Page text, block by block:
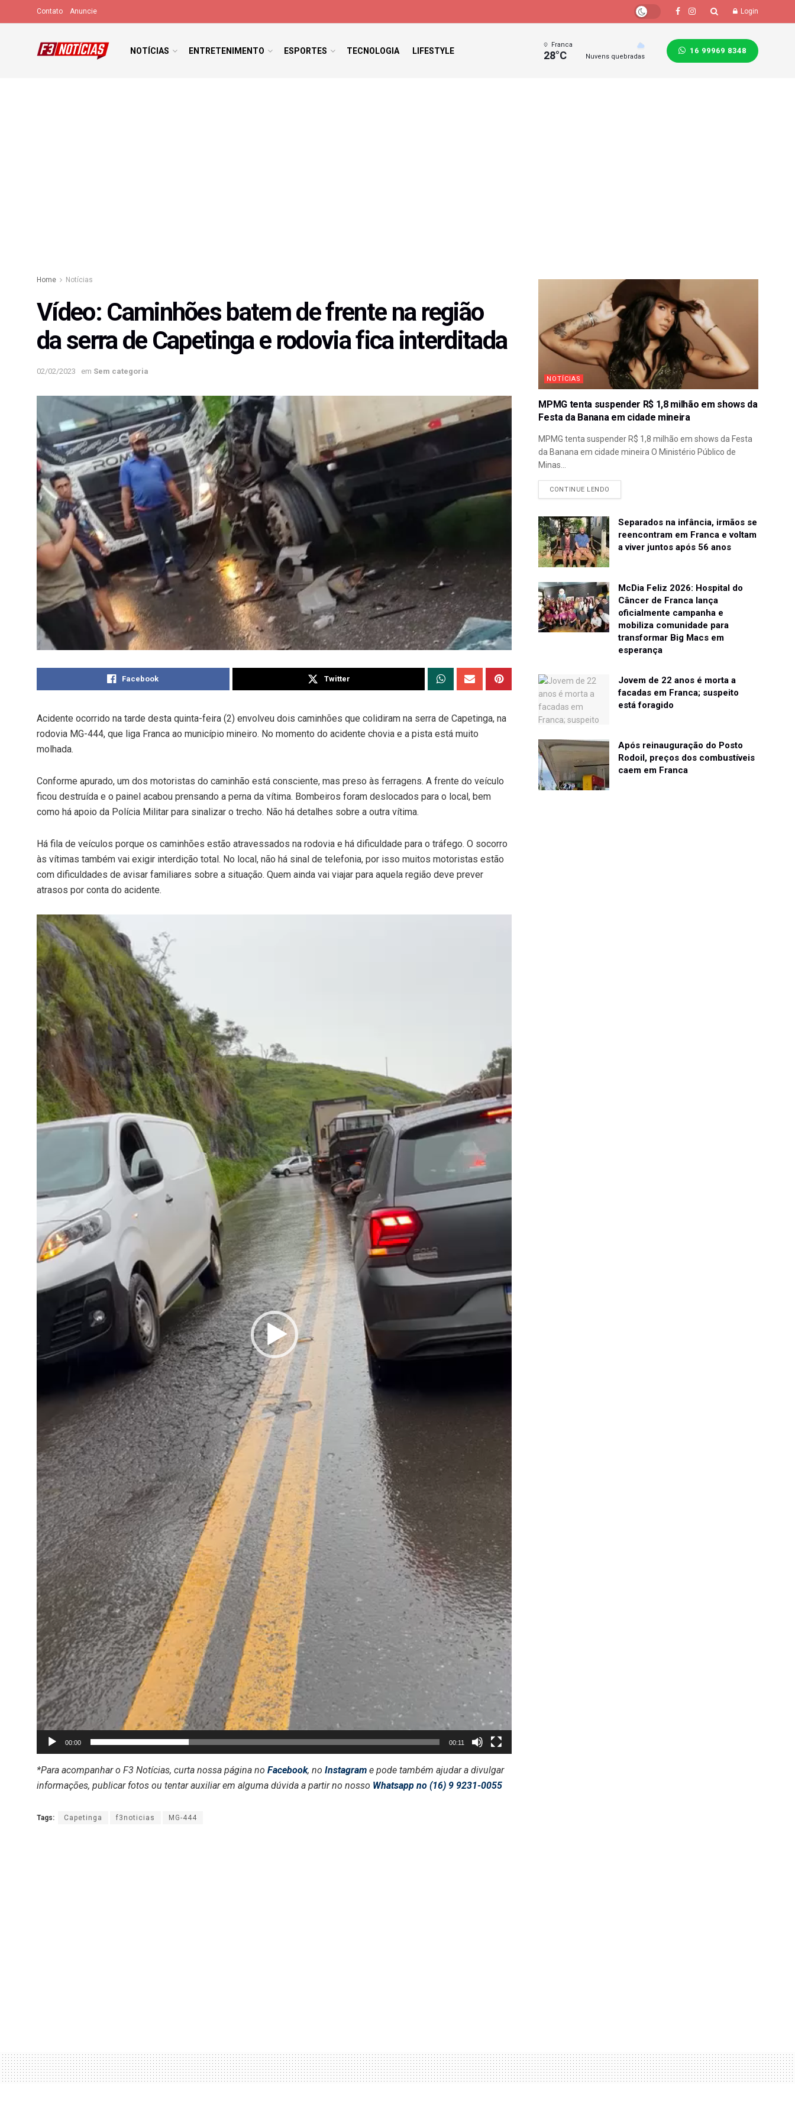
Contato Anuncie Login
NOTÍCIAS ENTRETENIMENTO ESPORTES TECNOLOGIA LIFESTYLE
Franca
28°C Nuvens quebradas
16 99969 8348
Home Notícias
Vídeo: Caminhões batem de frente na região
da serra de Capetinga e rodovia fica interditada
02/02/2023 em Sem categoria
Facebook Twitter
Acidente ocorrido na tarde desta quinta-feira (2) envolveu dois caminhões que colidiram na serra de Capetinga, na
rodovia MG-444, que liga Franca ao município mineiro. No momento do acidente chovia e a pista está muito
molhada.
Conforme apurado, um dos motoristas do caminhão está consciente, mas preso às ferragens. A frente do veículo
ficou destruída e o painel acabou prensando a perna da vítima. Bombeiros foram deslocados para o local, bem
como há apoio da Polícia Militar para sinalizar o trecho. Não há detalhes sobre a outra vítima.
Há fila de veículos porque os caminhões estão atravessados na rodovia e há dificuldade para o tráfego. O socorro
às vítimas também vai exigir interdição total. No local, não há sinal de telefonia, por isso muitos motoristas estão
com dificuldades de avisar familiares sobre a situação. Quem ainda vai viajar para aquela região deve prever
atrasos por conta do acidente.
Tocador
de
vídeo
00:00 00:11
*Para acompanhar o F3 Notícias, curta nossa página no Facebook, no Instagram e pode também ajudar a divulgar
informações, publicar fotos ou tentar auxiliar em alguma dúvida a partir no nosso Whatsapp no (16) 9 9231-0055
Tags: Capetinga f3noticias MG-444
NOTÍCIAS
MPMG tenta suspender R$ 1,8 milhão em shows da
Festa da Banana em cidade mineira
MPMG tenta suspender R$ 1,8 milhão em shows da Festa
da Banana em cidade mineira O Ministério Público de
Minas...
CONTINUE LENDO
Separados na infância, irmãos se
reencontram em Franca e voltam
a viver juntos após 56 anos
McDia Feliz 2026: Hospital do
Câncer de Franca lança
oficialmente campanha e
mobiliza comunidade para
transformar Big Macs em
esperança
Jovem de 22 anos é morta a
facadas em Franca; suspeito
está foragido
Após reinauguração do Posto
Rodoil, preços dos combustíveis
caem em Franca